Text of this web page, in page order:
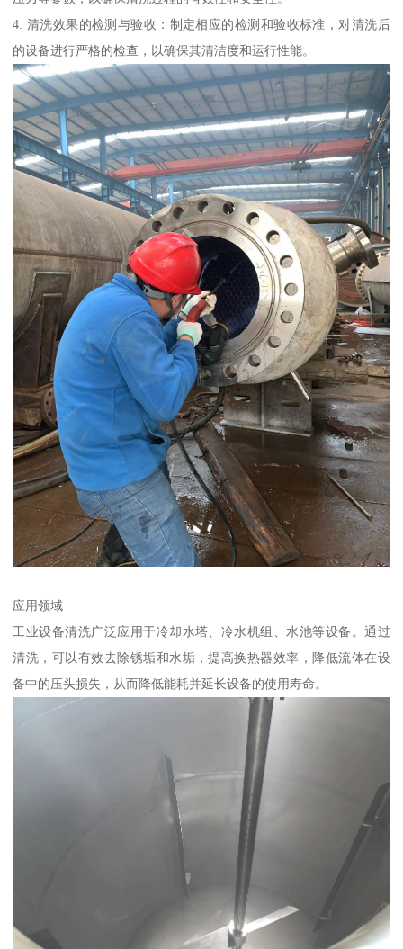
4. 清洗效果的检测与验收：制定相应的检测和验收标准，对清洗后
的设备进行严格的检查，以确保其清洁度和运行性能。
应用领域
工业设备清洗广泛应用于冷却水塔、冷水机组、水池等设备。通过
清洗，可以有效去除锈垢和水垢，提高换热器效率，降低流体在设
备中的压头损失，从而降低能耗并延长设备的使用寿命。